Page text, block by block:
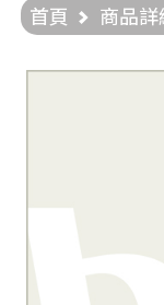
首頁 商品